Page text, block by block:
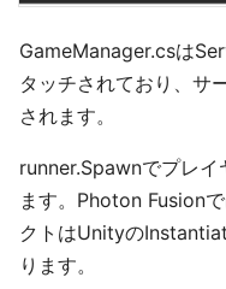
GameManager.csは
タッチされており、サ
されます。
runner.Spawnでプレ
ます。Photon Fusion
クトはUnityの
ります。